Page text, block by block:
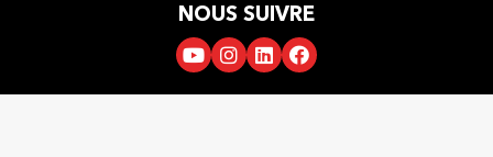
NOUS SUIVRE